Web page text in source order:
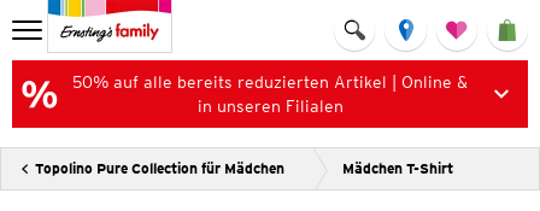
50% auf alle bereits reduzierten Artikel | Online &
in unseren Filialen
Topolino Pure Collection für Mädchen Mädchen T-Shirt